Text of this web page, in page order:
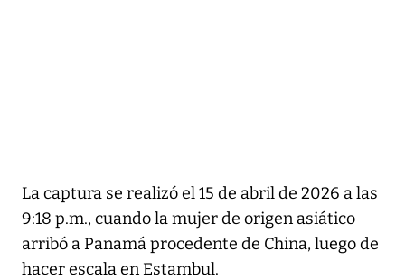
La captura se realizó el 15 de abril de 2026 a las
9:18 p.m., cuando la mujer de origen asiático
arribó a Panamá procedente de China, luego de
hacer escala en Estambul.